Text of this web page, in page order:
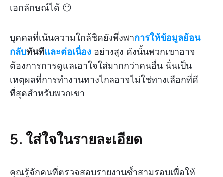
เอกลักษณ์ได้ 😶
บุคคลที่เน้นความใกล้ชิดยังพึ่งพาการให้ข้อมูลย้อน
กลับทันทีและต่อเนื่อง อย่างสูง ดังนั้นพวกเขาอาจ
ต้องการการดูแลเอาใจใส่มากกว่าคนอื่น นั่นเป็น
เหตุผลที่การทำงานทางไกลอาจไม่ใช่ทางเลือกที่ดี
ที่สุดสำหรับพวกเขา
5. ใส่ใจในรายละเอียด
คุณรู้จักคนที่ตรวจสอบรายงานซ้ำสามรอบเพื่อให้